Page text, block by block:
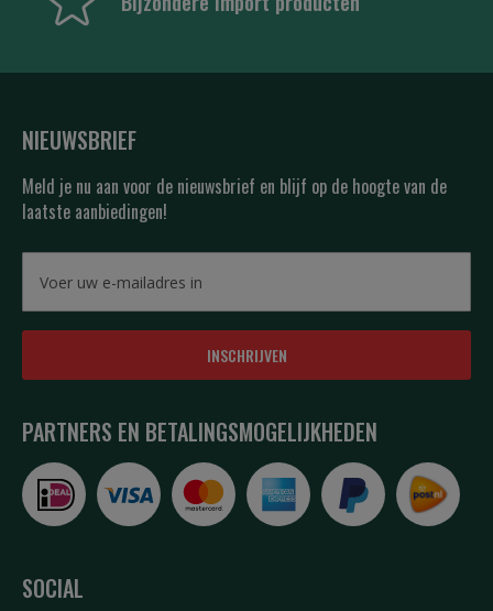
NIEUWSBRIEF
Meld je nu aan voor de nieuwsbrief en blijf op de hoogte van de
laatste aanbiedingen!
INSCHRIJVEN
PARTNERS EN BETALINGSMOGELIJKHEDEN
SOCIAL